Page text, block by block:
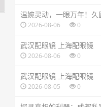
温婉灵动，一眼万年！久
2026-08-06 0
武汉配眼镜 上海配眼镜
2026-08-06 0
武汉配眼镜 上海配眼镜
2026-08-05 0